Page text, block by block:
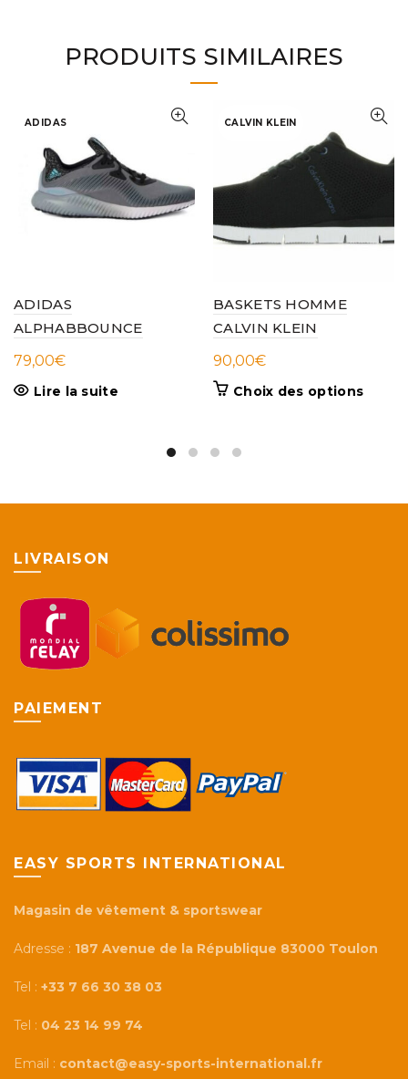
PRODUITS SIMILAIRES
ADIDAS
ADIDAS
ALPHABBOUNCE
79,00€
Lire la suite
CALVIN KLEIN
BASKETS HOMME
CALVIN KLEIN
90,00€
Choix des optionsCe
LIVRAISON
PAIEMENT
EASY SPORTS INTERNATIONAL
Magasin de vêtement & sportswear
Adresse : 187 Avenue de la République 83000 Toulon
Tel : +33 7 66 30 38 03
Tel : 04 23 14 99 74
Email : contact@easy-sports-international.fr